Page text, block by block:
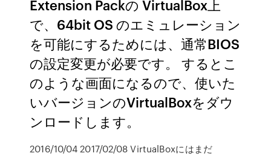
Extension Packの VirtualBox上
で、64bit OS のエミュレーション
を可能にするためには、通常BIOS
の設定変更が必要です。 するとこ
のような画面になるので、使いた
いバージョンのVirtualBoxをダウ
ンロードします。
2016/10/04 2017/02/08 VirtualBoxにはまだ